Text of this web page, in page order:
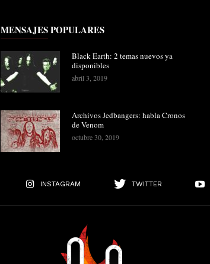
MENSAJES POPULARES
Black Earth: 2 temas nuevos ya
disponibles
abril 3, 2019
Archivos Jedbangers: habla Cronos
de Venom
octubre 30, 2019
INSTAGRAM TWITTER